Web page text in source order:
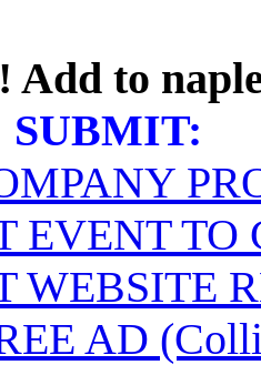
Add to
SUBMIT:
EVENT TO
WEBSITE
AD